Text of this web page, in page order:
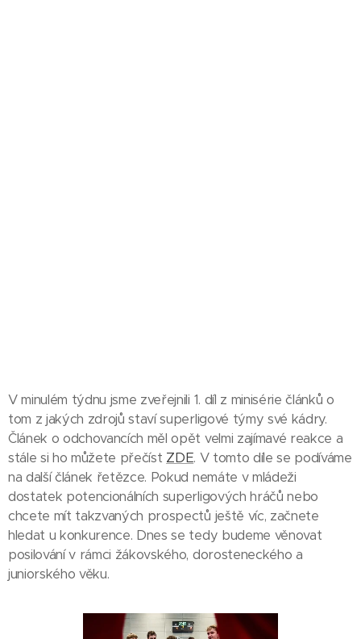
V minulém týdnu jsme zveřejnili 1. díl z minisérie článků o
tom z jakých zdrojů staví superligové týmy své kádry.
Článek o odchovancích měl opět velmi zajímavé reakce a
stále si ho můžete přečíst ZDE. V tomto díle se podíváme
na další článek řetězce. Pokud nemáte v mládeži
dostatek potencionálních superligových hráčů nebo
chcete mít takzvaných prospectů ještě víc, začnete
hledat u konkurence. Dnes se tedy budeme věnovat
posilování v rámci žákovského, dorosteneckého a
juniorského věku.